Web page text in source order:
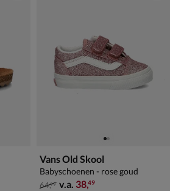
Vans Old Skool
Babyschoenen - rose goud
van € 64,99 vanaf € 38,49
64,99 v.a. 38,49